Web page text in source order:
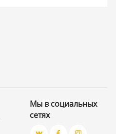
Мы в социальных
сетях